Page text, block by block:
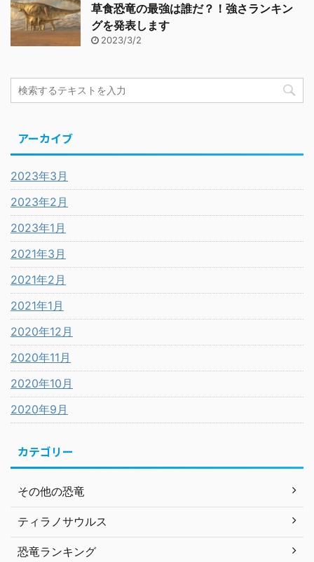
草食恐竜の最強は誰だ？！強さランキン
グを発表します
2023/3/2
アーカイブ
2023年3月
2023年2月
2023年1月
2021年3月
2021年2月
2021年1月
2020年12月
2020年11月
2020年10月
2020年9月
カテゴリー
その他の恐竜
ティラノサウルス
恐竜ランキング